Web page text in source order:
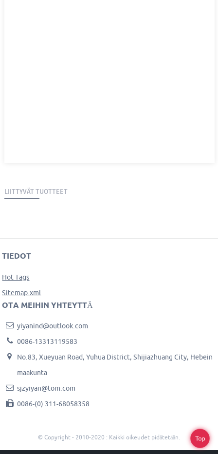
LIITTYVÄT TUOTTEET
TIEDOT
Hot Tags
Sitemap.xml
OTA MEIHIN YHTEYTTÄ
yiyanind@outlook.com
0086-13313119583
No.83, Xueyuan Road, Yuhua District, Shijiazhuang City, Hebein
maakunta
sjzyiyan@tom.com
0086-(0) 311-68058358
© Copyright - 2010-2020 : Kaikki oikeudet pidätetään. Top